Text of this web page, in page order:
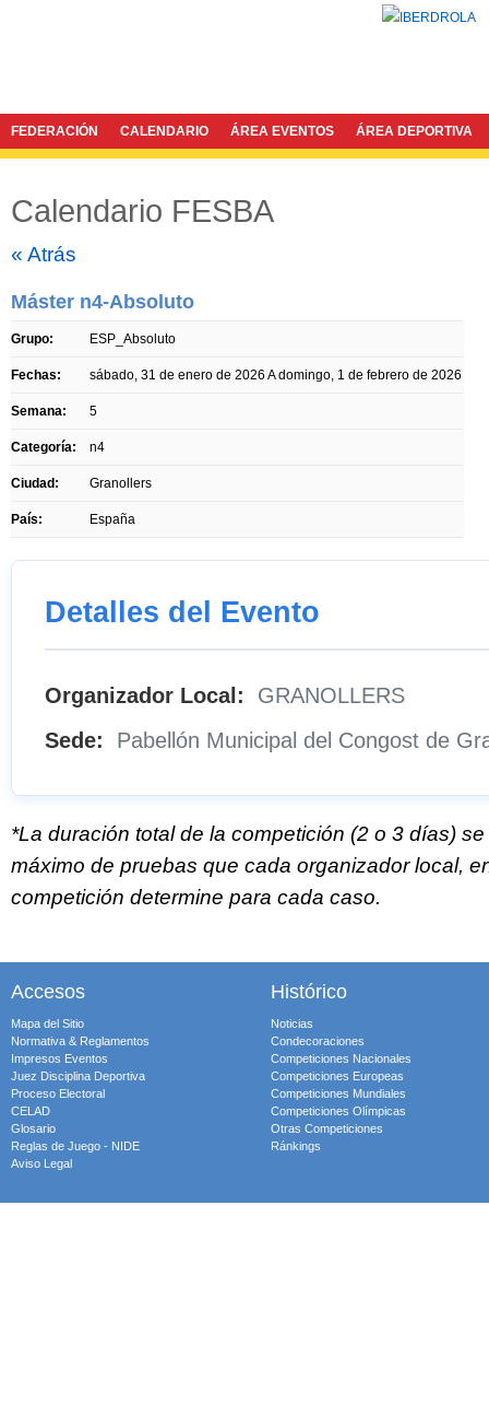
FEDERACIÓN CALENDARIO ÁREA EVENTOS ÁREA DEPORTIVA
Calendario FESBA
« Atrás
Máster n4-Absoluto
Grupo: ESP_Absoluto
Fechas: sábado, 31 de enero de 2026 Adomingo, 1 de febrero de 2026
Semana: 5
Categoría: n4
Ciudad: Granollers
País: España
Detalles del Evento
Organizador Local:
GRANOLLERS
Sede:
Pabellón Municipal del Congost de
*La duración total de la competición (2 o 3 días)
máximo de pruebas que cada organizador local,
competición determine para cada caso.
Accesos
Mapa del Sitio
Normativa & Reglamentos
Impresos Eventos
Juez Disciplina Deportiva
Proceso Electoral
CELAD
Glosario
Reglas de Juego - NIDE
Aviso Legal
Histórico
Noticias
Condecoraciones
Competiciones Nacionales
Competiciones Europeas
Competiciones Mundiales
Competiciones Olímpicas
Otras Competiciones
Ránkings